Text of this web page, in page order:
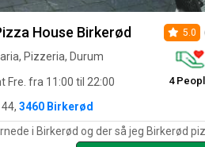
House Birkerød
Pizzeria, Durum
Fre. fra 11:00 til 22:00
5.0
4
3460 Birkerød
så jeg Birkerød pizza house. Deres mad er perfekt, og deres personale er meget sjove og søde. det kan kun anbefales!